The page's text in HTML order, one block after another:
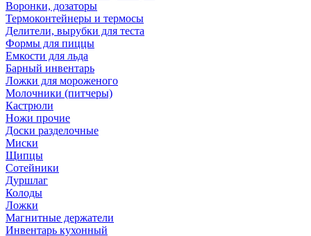
Воронки, дозаторы
Термоконтейнеры и термосы
Делители, вырубки для теста
Формы для пиццы
Емкости для льда
Барный инвентарь
Ложки для мороженого
Молочники (питчеры)
Кастрюли
Ножи прочие
Доски разделочные
Миски
Щипцы
Сотейники
Дуршлаг
Колоды
Ложки
Магнитные держатели
Инвентарь кухонный